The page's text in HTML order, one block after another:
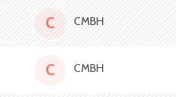
C CMBH
C CMBH